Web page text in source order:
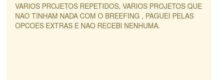
VARIOS PROJETOS REPETIDOS, VARIOS PROJETOS QUE
NAO TINHAM NADA COM O BREEFING , PAGUEI PELAS
OPCOES EXTRAS E NAO RECEBI NENHUMA.